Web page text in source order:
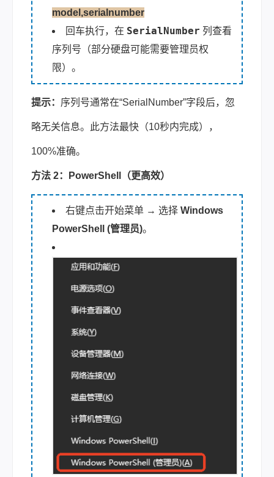
model,serialnumber
回车执行，在 SerialNumber 列查看
序列号（部分硬盘可能需要管理员权
限）。
提示： 序列号通常在“SerialNumber”字段后，忽
略无关信息。此方法最快（10秒内完成），
100%准确。
方法 2：PowerShell（更高效）
右键点击开始菜单 → 选择 Windows
PowerShell (管理员)。